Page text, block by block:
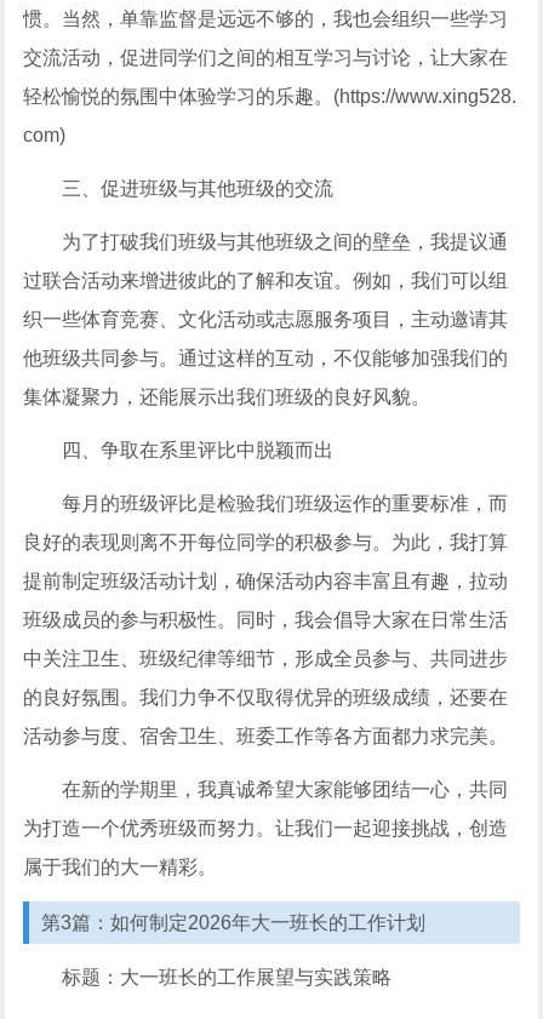
惯。当然，单靠监督是远远不够的，我也会组织一些学习
交流活动，促进同学们之间的相互学习与讨论，让大家在
轻松愉悦的氛围中体验学习的乐趣。(https://www.xing528.
com)
三、促进班级与其他班级的交流
为了打破我们班级与其他班级之间的壁垒，我提议通
过联合活动来增进彼此的了解和友谊。例如，我们可以组
织一些体育竞赛、文化活动或志愿服务项目，主动邀请其
他班级共同参与。通过这样的互动，不仅能够加强我们的
集体凝聚力，还能展示出我们班级的良好风貌。
四、争取在系里评比中脱颖而出
每月的班级评比是检验我们班级运作的重要标准，而
良好的表现则离不开每位同学的积极参与。为此，我打算
提前制定班级活动计划，确保活动内容丰富且有趣，拉动
班级成员的参与积极性。同时，我会倡导大家在日常生活
中关注卫生、班级纪律等细节，形成全员参与、共同进步
的良好氛围。我们力争不仅取得优异的班级成绩，还要在
活动参与度、宿舍卫生、班委工作等各方面都力求完美。
在新的学期里，我真诚希望大家能够团结一心，共同
为打造一个优秀班级而努力。让我们一起迎接挑战，创造
属于我们的大一精彩。
第3篇：如何制定2026年大一班长的工作计划
标题：大一班长的工作展望与实践策略